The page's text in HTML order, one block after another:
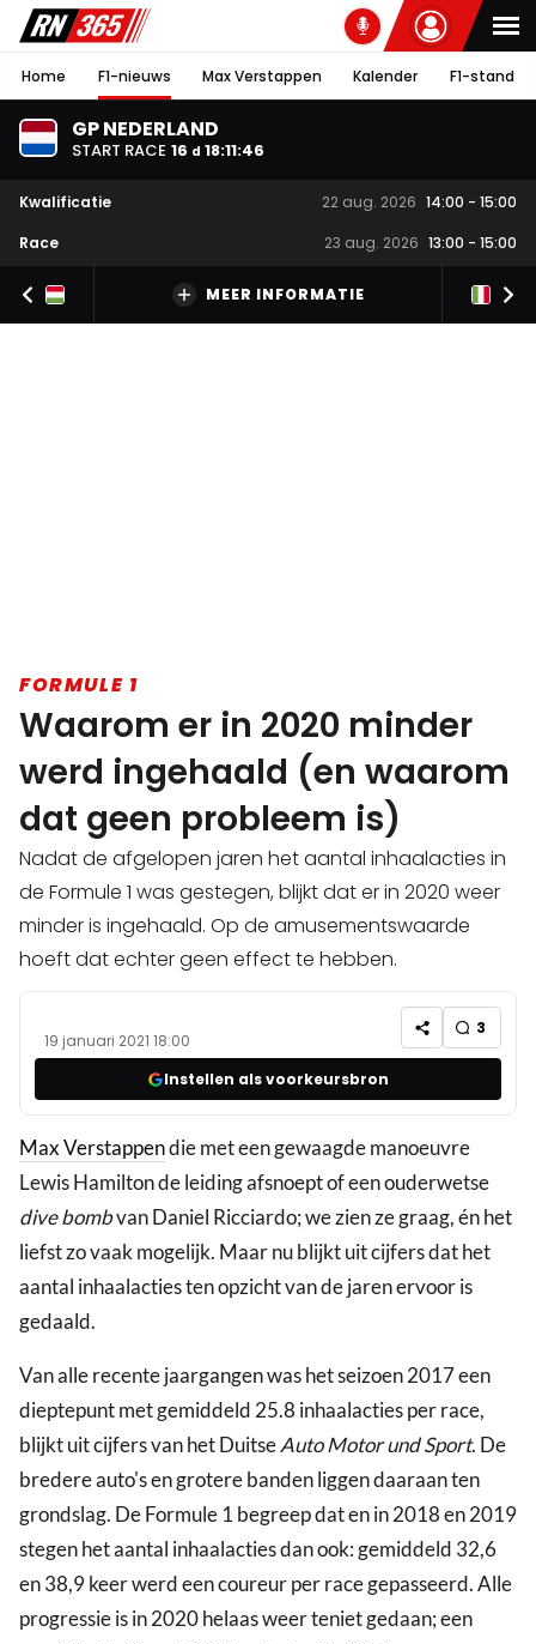
Home F1-nieuws Max Verstappen Kalender F1-stand
GP NEDERLAND
START RACE 16 d 18:11:46
Kwalificatie 22 aug. 2026 14:00 - 15:00
Race
23 aug. 2026 13:00 - 15:00
MEER INFORMATIE
FORMULE 1
Waarom er in 2020 minder
werd ingehaald (en waarom
dat geen probleem is)
Nadat de afgelopen jaren het aantal inhaalacties in
de Formule 1 was gestegen, blijkt dat er in 2020 weer
minder is ingehaald. Op de amusementswaarde
hoeft dat echter geen effect te hebben.
19 januari 2021 18:00
3
Instellen als voorkeursbron
Max Verstappendie met een gewaagde manoeuvre
Lewis Hamilton de leiding afsnoept of een ouderwetse
dive bombvan Daniel Ricciardo; we zien ze graag, én het
liefst zo vaak mogelijk. Maar nu blijkt uit cijfers dat het
aantal inhaalacties ten opzicht van de jaren ervoor is
gedaald.
Van alle recente jaargangen was het seizoen 2017 een
dieptepunt met gemiddeld 25.8 inhaalacties per race,
blijkt uit cijfers van het DuitseAuto Motor und Sport. De
bredere auto's en grotere banden liggen daaraan ten
grondslag. De Formule 1 begreep dat en in 2018 en 2019
stegen het aantal inhaalacties dan ook: gemiddeld 32,6
en 38,9 keer werd een coureur per race gepasseerd. Alle
progressie is in 2020 helaas weer teniet gedaan; een